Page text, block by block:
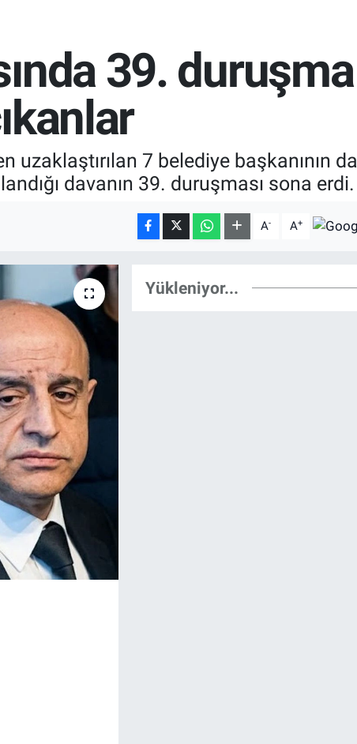
39. duruşma
7 belediye başkanının da
davanın 39. duruşması sona erdi.
A- A+
Yükleniyor...